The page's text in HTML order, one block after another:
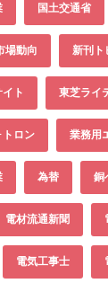
国土交通省
場動向 新刊ト
ト 東芝ライ
トロン 業務用
為替 銅
電材流通新聞
電気工事士